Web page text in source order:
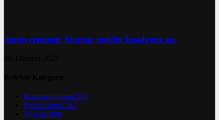
Autovermieter Starcar meldet Insolvenz an
Kurzmeldungen2112
Nachrichten1582
Wissen1089